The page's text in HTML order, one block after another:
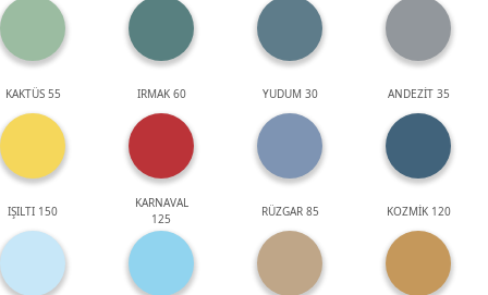
KAKTÜS 55 IRMAK 60 YUDUM 30 ANDEZİT 35
IŞILTI 150
KARNAVAL
125
RÜZGAR 85 KOZMİK 120